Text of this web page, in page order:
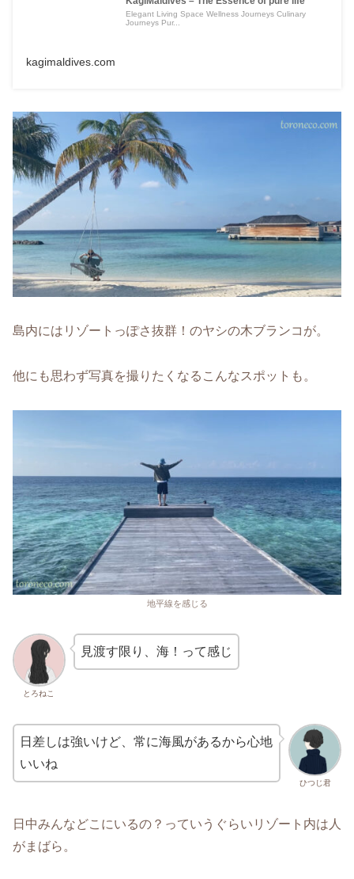
Elegant Living Space Wellness Journeys Culinary
Journeys Pur...
kagimaldives.com
島内にはリゾートっぽさ抜群！のヤシの木ブランコが。
他にも思わず写真を撮りたくなるこんなスポットも。
地平線を感じる
とろねこ
見渡す限り、海！って感じ
ひつじ君
日差しは強いけど、常に海風があるから心地
いいね
日中みんなどこにいるの？っていうぐらいリゾート内は人
がまばら。